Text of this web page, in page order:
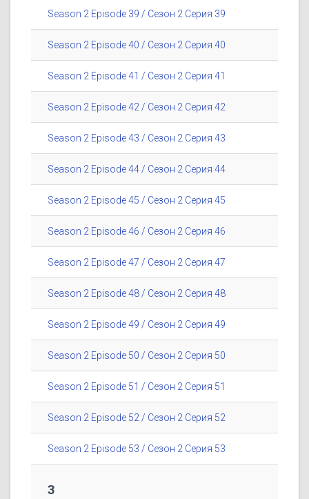
Season 2 Episode 39 / Сезон 2 Серия 39
Season 2 Episode 40 / Сезон 2 Серия 40
Season 2 Episode 41 / Сезон 2 Серия 41
Season 2 Episode 42 / Сезон 2 Серия 42
Season 2 Episode 43 / Сезон 2 Серия 43
Season 2 Episode 44 / Сезон 2 Серия 44
Season 2 Episode 45 / Сезон 2 Серия 45
Season 2 Episode 46 / Сезон 2 Серия 46
Season 2 Episode 47 / Сезон 2 Серия 47
Season 2 Episode 48 / Сезон 2 Серия 48
Season 2 Episode 49 / Сезон 2 Серия 49
Season 2 Episode 50 / Сезон 2 Серия 50
Season 2 Episode 51 / Сезон 2 Серия 51
Season 2 Episode 52 / Сезон 2 Серия 52
Season 2 Episode 53 / Сезон 2 Серия 53
3